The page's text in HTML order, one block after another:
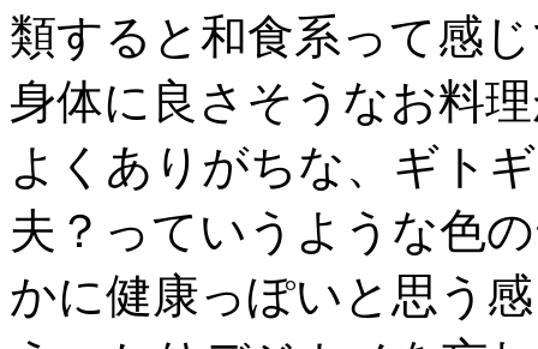
類すると和食系って感
身体に良さそうなお料
よくありがちな、ギト
夫？っていうような色
かに健康っぽいと思う